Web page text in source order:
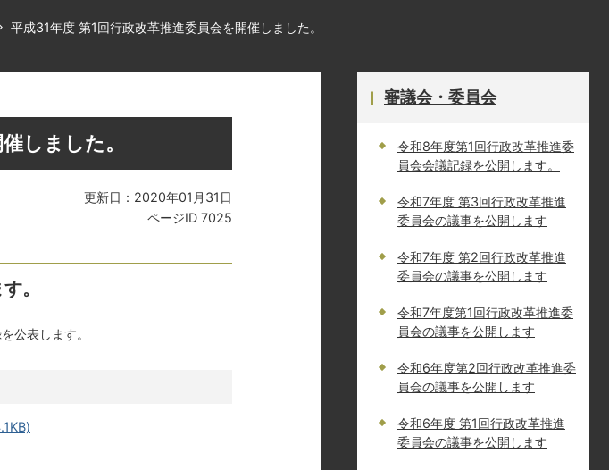
平成31年度 第1回行政改革推進委員会を開催しました。
しました。
更新日：2020年01月31日
ページID 7025
。
公表します。
審議会・委員会
令和8年度第1回行政改革推進委
員会会議記録を公開します。
令和7年度 第3回行政改革推進
委員会の議事を公開します
令和7年度 第2回行政改革推進
委員会の議事を公開します
令和7年度第1回行政改革推進委
員会の議事を公開します
令和6年度第2回行政改革推進委
員会の議事を公開します
令和6年度 第1回行政改革推進
委員会の議事を公開します